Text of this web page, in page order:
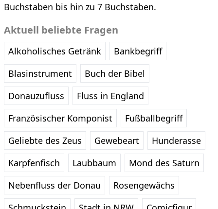
Buchstaben bis hin zu 7 Buchstaben.
Aktuell beliebte Fragen
Alkoholisches Getränk
Bankbegriff
Blasinstrument
Buch der Bibel
Donauzufluss
Fluss in England
Französischer Komponist
Fußballbegriff
Geliebte des Zeus
Gewebeart
Hunderasse
Karpfenfisch
Laubbaum
Mond des Saturn
Nebenfluss der Donau
Rosengewächs